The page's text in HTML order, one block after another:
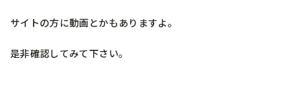
サイトの方に動画とかもありますよ。
是非確認してみて下さい。